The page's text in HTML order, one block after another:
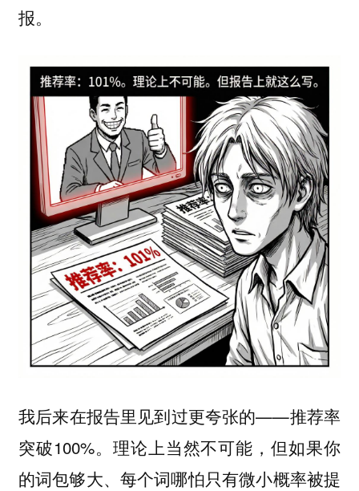
报。
我后来在报告里见到过更夸张的——推荐率
突破100%。理论上当然不可能，但如果你
的词包够大、每个词哪怕只有微小概率被提